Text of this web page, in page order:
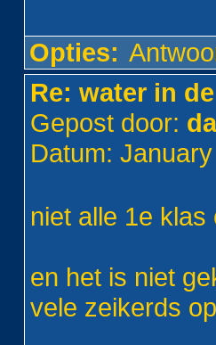
Opties:
Re: water in
Gepost door:
Datum:
niet alle 1e
en het is niet
vele zeikerds